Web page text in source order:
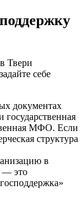
Твери
себе
документах
государственная
МФО. Если
структура
в
— это